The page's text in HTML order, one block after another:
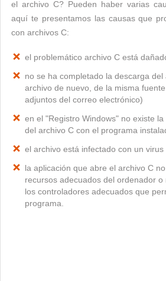
el archivo C? Pueden haber varias
aquí te presentamos las causas que
con archivos C:
el problemático archivo C está
no se ha completado la descarga
archivo de nuevo, de la misma
adjuntos del correo electrónico)
en el "Registro Windows" no existe
del archivo C con el programa
el archivo está infectado con un virus
la aplicación que abre el archivo C
recursos adecuados del ordenador
los controladores adecuados que
programa.